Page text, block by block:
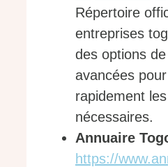
Répertoire
entreprises
des options
avancées
rapidement
nécessaires.
Annuaire
https://